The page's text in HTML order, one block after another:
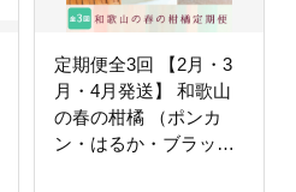
定期便全3回 【2月・3
月・4月発送】 和歌山
の春の柑橘 （ポンカ
ン・はるか・ブラッド